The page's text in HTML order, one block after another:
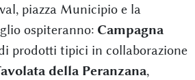
piazza Municipio e la
ospiteranno: Campagna
prodotti tipici in collaborazione
della Peranzana,